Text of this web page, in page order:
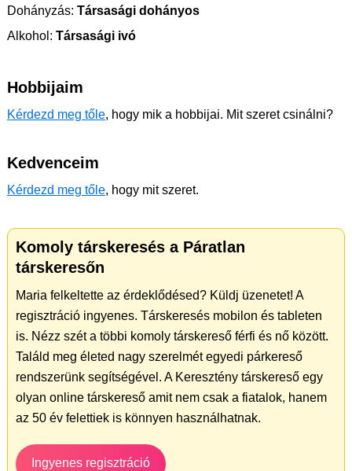
Dohányzás: Társasági dohányos
Alkohol: Társasági ivó
Hobbijaim
Kérdezd meg tőle, hogy mik a hobbijai. Mit szeret csinálni?
Kedvenceim
Kérdezd meg tőle, hogy mit szeret.
Komoly társkeresés a Páratlan
társkeresőn
Maria felkeltette az érdeklődésed? Küldj üzenetet! A
regisztráció ingyenes. Társkeresés mobilon és tableten
is. Nézz szét a többi komoly társkereső férfi és nő között.
Találd meg életed nagy szerelmét egyedi párkereső
rendszerünk segítségével. A Keresztény társkereső egy
olyan online társkereső amit nem csak a fiatalok, hanem
az 50 év felettiek is könnyen használhatnak.
Ingyenes regisztráció